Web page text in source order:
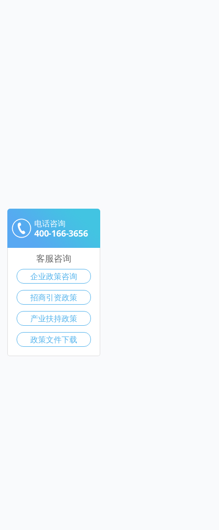
电话咨询
400-166-3656
客服咨询
企业政策咨询
招商引资政策
产业扶持政策
政策文件下载